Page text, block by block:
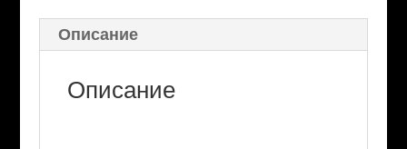
Описание
Описание